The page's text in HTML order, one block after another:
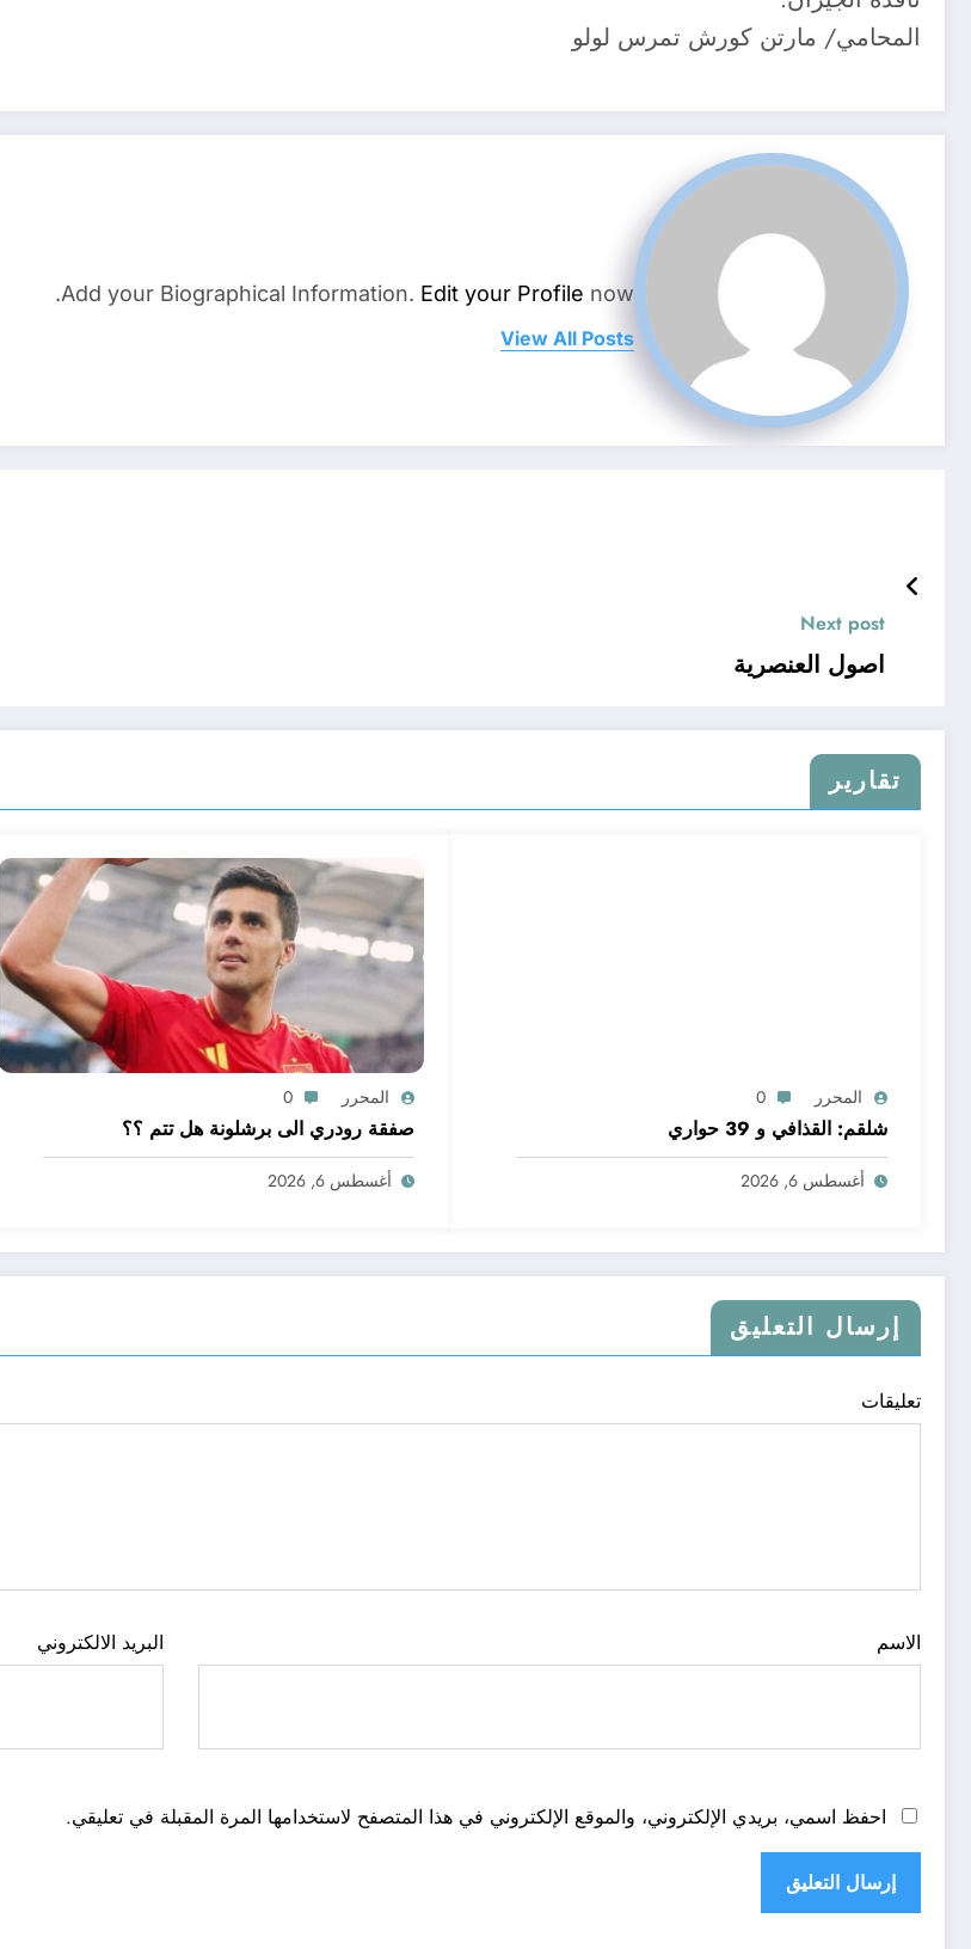
المحامي/ مارتن كورش تمرس لولو
Add your Biographical Information. Edit your Profile now.
View All Posts
Next post
اصول العنصرية
تقارير
المحرر 0
شلقم: القذافي و 39 حواري
أغسطس 6, 2026
المحرر 0
صفقة رودري الى برشلونة هل تتم ؟؟
أغسطس 6, 2026
إرسال التعليق
تعليقات
الاسم البريد الالكتروني
احفظ اسمي، بريدي الإلكتروني، والموقع الإلكتروني في هذا المتصفح لاستخدامها المرة المقبلة في تعليقي.